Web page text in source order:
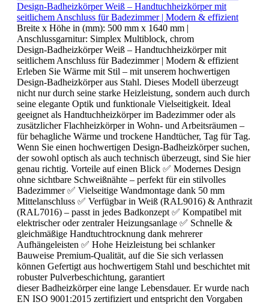
Design-Badheizkörper Weiß – Handtuchheizkörper mit
seitlichem Anschluss für Badezimmer | Modern & effizient
Breite x Höhe in (mm): 500 mm x 1640 mm |
Anschlussgarnitur: Simplex Multiblock, chrom
Design-Badheizkörper Weiß – Handtuchheizkörper mit
seitlichem Anschluss für Badezimmer | Modern & effizient
Erleben Sie Wärme mit Stil – mit unserem hochwertigen
Design-Badheizkörper aus Stahl. Dieses Modell überzeugt
nicht nur durch seine starke Heizleistung, sondern auch durch
seine elegante Optik und funktionale Vielseitigkeit. Ideal
geeignet als Handtuchheizkörper im Badezimmer oder als
zusätzlicher Flachheizkörper in Wohn- und Arbeitsräumen –
für behagliche Wärme und trockene Handtücher, Tag für Tag.
Wenn Sie einen hochwertigen Design-Badheizkörper suchen,
der sowohl optisch als auch technisch überzeugt, sind Sie hier
genau richtig. Vorteile auf einen Blick ✅ Modernes Design
ohne sichtbare Schweißnähte – perfekt für ein stilvolles
Badezimmer ✅ Vielseitige Wandmontage dank 50 mm
Mittelanschluss ✅ Verfügbar in Weiß (RAL9016) & Anthrazit
(RAL7016) – passt in jedes Badkonzept ✅ Kompatibel mit
elektrischer oder zentraler Heizungsanlage ✅ Schnelle &
gleichmäßige Handtuchtrocknung dank mehrerer
Aufhängeleisten ✅ Hohe Heizleistung bei schlanker
Bauweise Premium-Qualität, auf die Sie sich verlassen
können Gefertigt aus hochwertigem Stahl und beschichtet mit
robuster Pulverbeschichtung, garantiert
dieser Badheizkörper eine lange Lebensdauer. Er wurde nach
EN ISO 9001:2015 zertifiziert und entspricht den Vorgaben